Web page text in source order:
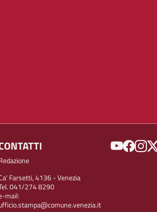
Farsetti, 4136 - Venezia
041/274 8290
mail:
SOCIAL